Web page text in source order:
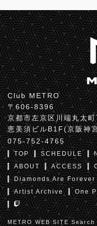
Club METRO
〒606-8396
京都市左京区川端丸太
恵美須ビルB1F(京阪神
075-752-4765
TOP SCHEDULE
ABOUT
ACCESS
Diamonds Are Forever
Artist Archive
One
METRO WEB SITE Search